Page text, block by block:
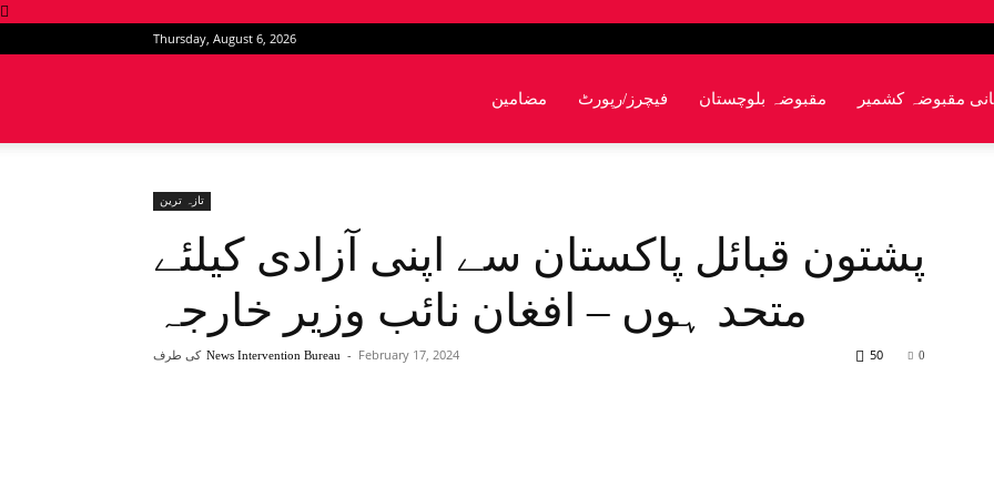
Thursday, August 6, 2026
مضامین فیچرز/رپورٹ مقبوضہ بلوچستان مقبوضہ کشمیر
تازہ ترین
پشتون قبائل پاکستان سے اپنی آزادی کیلئے
متحد ہوں – افغان نائب وزیر خارجہ
کی طرف News Intervention Bureau - February 17, 2024 0
50